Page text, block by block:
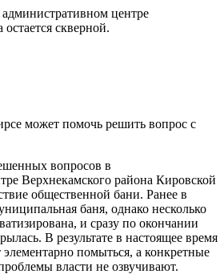
центре
скверной.
вопросов в
Верхнекамского района Кировской
общественной бани. Ранее в
баня, однако несколько
и сразу по окончании
В результате в настоящее время
помыться, а конкретные
власти не озвучивают.